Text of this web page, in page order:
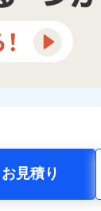
お見積り